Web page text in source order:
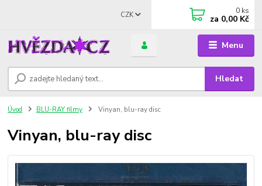
Menu
CZK
Hledat
0 ks
za 0,00 Kč
Úvod BLU-RAY filmy Vinyan, blu-ray disc
Vinyan, blu-ray disc